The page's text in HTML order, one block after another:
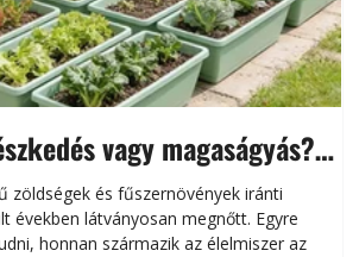
vagy magaságyás?
kertészkedés
zöldségek és fűszernövények iránti
években látványosan megnőtt. Egyre
honnan származik az élelmiszer az